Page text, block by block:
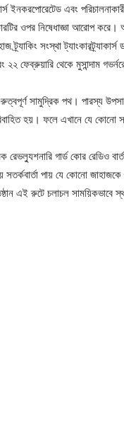
ইনকরপোরেটেড এবং
ওপর নিষেধাজ্ঞা আরোপ
ট্র্যাকিং সংস্থা
২২ ফেব্রুয়ারি থেকে মুসান্দাম
সামুদ্রিক পথ। পারস্য
হয়। ফলে এখানে যে কোনো
রেভল্যুশনারি গার্ড কোর রেডিও
সতর্কবার্তা পায় যে কোনো
এই রুটে চলাচল সাময়িকভাবে